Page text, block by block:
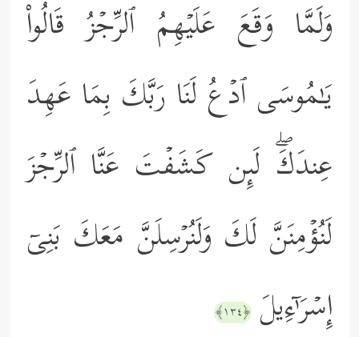
وَلَمَّا وَقَعَ عَلَیۡهِمُ ٱلرِّجۡزُ قَالُواْ
یَـٰمُوسَى ٱدۡعُ لَنَا رَبَّكَ بِمَا عَهِدَ
عِندَكَۖ لَىِٕن كَشَفۡتَ عَنَّا ٱلرِّجۡزَ
لَنُؤۡمِنَنَّ لَكَ وَلَنُرۡسِلَنَّ مَعَكَ بَنِیۤ
إِسۡرَ ٰ⁠ۤءِیلَ ﴿١٣٤﴾